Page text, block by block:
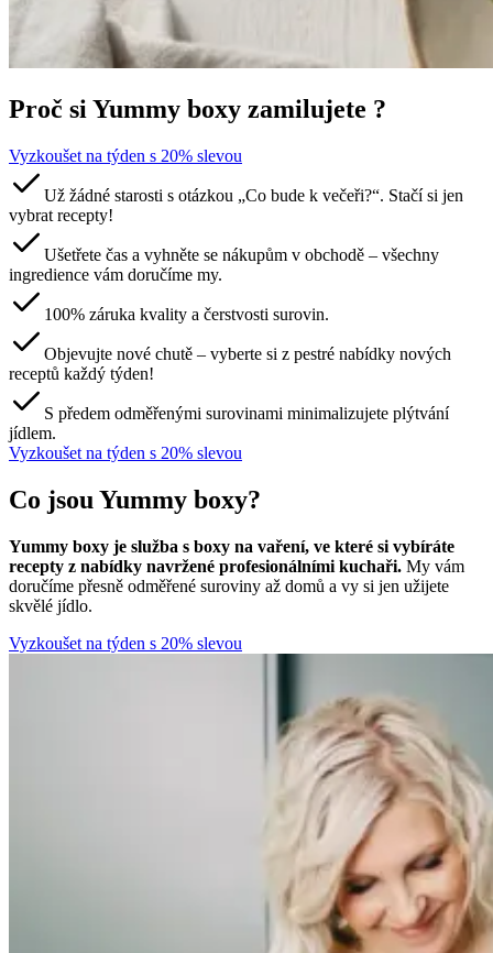
Proč si Yummy boxy zamilujete ?
Vyzkoušet na týden s 20% slevou
Už žádné starosti s otázkou „Co bude k večeři?“. Stačí si jen
vybrat recepty!
Ušetřete čas a vyhněte se nákupům v obchodě – všechny
ingredience vám doručíme my.
100% záruka kvality a čerstvosti surovin.
Objevujte nové chutě – vyberte si z pestré nabídky nových
receptů každý týden!
S předem odměřenými surovinami minimalizujete plýtvání
jídlem.
Vyzkoušet na týden s 20% slevou
Co jsou Yummy boxy?
Yummy boxy je služba s boxy na vaření, ve které si vybíráte
recepty z nabídky navržené profesionálními kuchaři. My vám
doručíme přesně odměřené suroviny až domů a vy si jen užijete
skvělé jídlo.
Vyzkoušet na týden s 20% slevou